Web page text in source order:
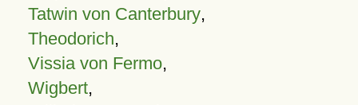
Tatwin von Canterbury,
Theodorich,
Vissia von Fermo,
Wigbert,